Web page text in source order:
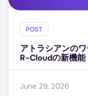
POST
アトラシアンの
R-Cloudの新機能
June 29, 2026